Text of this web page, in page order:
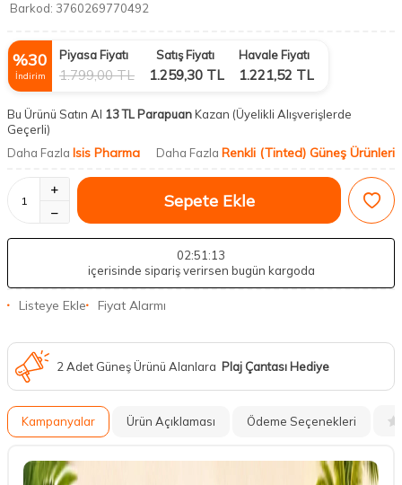
Barkod: 3760269770492
%30
İndirim
Piyasa Fiyatı
1.799,00TL
Satış Fiyatı
1.259,30 TL
Havale Fiyatı
1.221,52 TL
Bu Ürünü Satın Al 13 TL ParapuanKazan (Üyelikli Alışverişlerde
Geçerli)
Daha Fazla Isis Pharma Daha Fazla Renkli (Tinted) Güneş Ürünleri
Sepete Ekle
02:51 :12
içerisinde sipariş verirsen bugün kargoda
Listeye Ekle Fiyat Alarmı
2 Adet Güneş Ürünü Alanlara Plaj Çantası Hediye
Kampanyalar Ürün Açıklaması Ödeme Seçenekleri